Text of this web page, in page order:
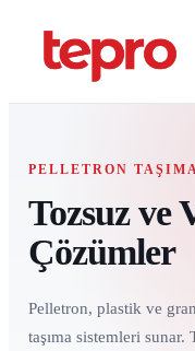
PELLETRON
Tozsuz ve
Çözümler
Pelletron, plastik ve
taşıma sistemleri